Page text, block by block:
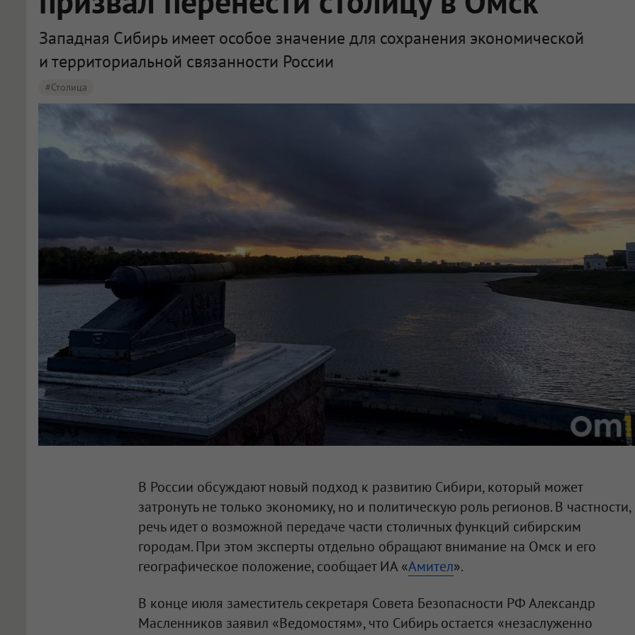
Западная Сибирь имеет особое значение для сохранения экономической
и территориальной связанности России
#столица
В России обсуждают новый подход к развитию Сибири, который может
затронуть не только экономику, но и политическую роль регионов. В частности,
речь идет о возможной передаче части столичных функций сибирским
городам. При этом эксперты отдельно обращают внимание на Омск и его
географическое положение, сообщает ИА «Амител».
В конце июля заместитель секретаря Совета Безопасности РФ Александр
Масленников заявил «Ведомостям», что Сибирь остается «незаслуженно